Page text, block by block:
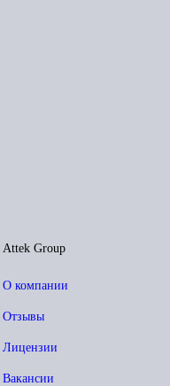
Attek Group
О компании
Отзывы
Лицензии
Вакансии